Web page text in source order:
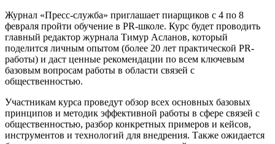
Журнал «Пресс-служба» приглашает пиарщиков с 4 по 8
февраля пройти обучение в PR-школе. Курс будет проводить
главный редактор журнала Тимур Асланов, который
поделится личным опытом (более 20 лет практической PR-
работы) и даст ценные рекомендации по всем ключевым
базовым вопросам работы в области связей с
общественностью.
Участникам курса проведут обзор всех основных базовых
принципов и методик эффективной работы в сфере связей с
общественностью, разбор конкретных примеров и кейсов,
инструментов и технологий для внедрения. Также ожидается